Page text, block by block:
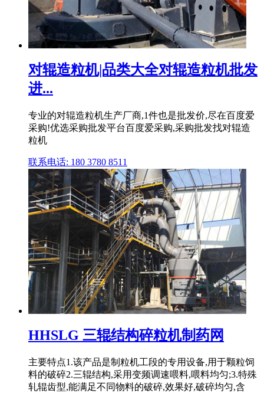
对辊造粒机|品类大全对辊造粒机批发
进...
专业的对辊造粒机生产厂商,1件也是批发价,尽在百度爱
采购!优选采购批发平台百度爱采购,采购批发找对辊造
粒机
联系电话: 180 3780 8511
HHSLG 三辊结构碎粒机制药网
主要特点1.该产品是制粒机工段的专用设备,用于颗粒饲
料的破碎2.三辊结构,采用变频调速喂料,喂料均匀;3.特殊
轧辊齿型,能满足不同物料的破碎,效果好,破碎均匀,含